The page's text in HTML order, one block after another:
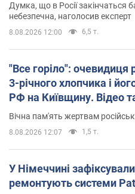
Думка, що в Росії закінчаться
небезпечна, наголосив експерт
8.08.2026 12:00 6,5 т.
"Все горіло": очевидиця
3-річного хлопчика і
РФ на Київщину. Відео
Вічна пам'ять жертвам
8.08.2026 12:07 1,5 т.
У Німеччині
ремонтують системи